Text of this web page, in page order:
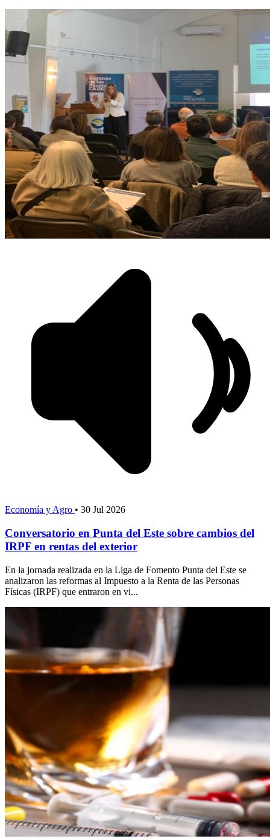
Economía y Agro • 30 Jul 2026
Conversatorio en Punta del Este sobre cambios del
IRPF en rentas del exterior
En la jornada realizada en la Liga de Fomento Punta del Este se
analizaron las reformas al Impuesto a la Renta de las Personas
Físicas (IRPF) que entraron en vi...